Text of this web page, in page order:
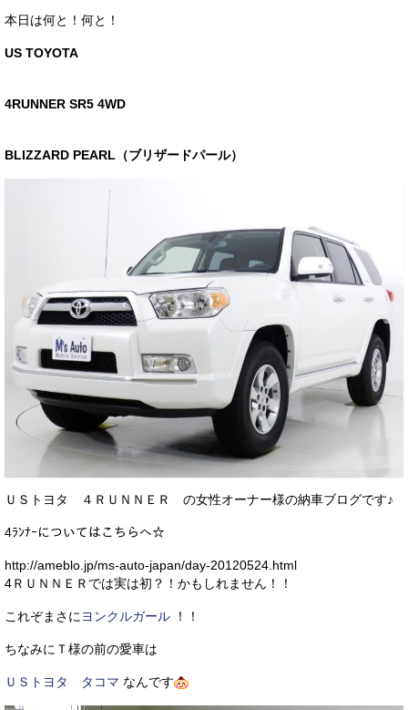
買取のご案内
会社概要
トップメッセージ
イベント
ニュース
スタッフブログ
お客様の声
お問い合わせ
メールフォーム
電話はこちら
本日は何と！何と！
US TOYOTA
4RUNNER SR5 4WD
BLIZZARD PEARL（ブリザードパール）
ＵＳトヨタ ４ＲＵＮＮＥＲ の女性オーナー様の納車ブログです♪
4ﾗﾝﾅｰについてはこちらへ☆
http://ameblo.jp/ms-auto-japan/day-20120524.html
4ＲＵＮＮＥＲでは実は初？！かもしれません！！
これぞまさに ヨンクルガール ！！
ちなみにＴ様の前の愛車は
ＵＳトヨタ タコマ なんです